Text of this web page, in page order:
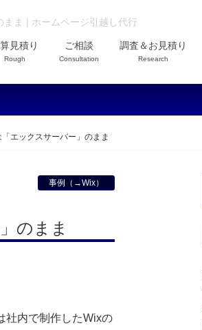
ま | ホームページ引越し代行
見積り
Rough
ご相談
Consultation
調査＆お見積り
Research
エックスサーバー」のまま
事例（→Wix）
のまま
社内で制作したWixの